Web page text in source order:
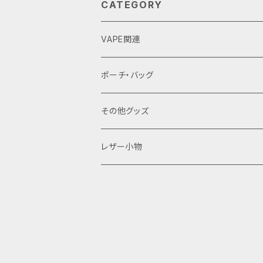
CATEGORY
VAPE関連
バッテリーケース
18650用
18350用
VAPEデバイス用スリーブ・ケース
iStick Pico 75w
ポーチ・バッグ
ファスナーポーチ
L字ファスナーポーチ
巾着バッグ
その他グッズ
Tシャツ
レザー小物